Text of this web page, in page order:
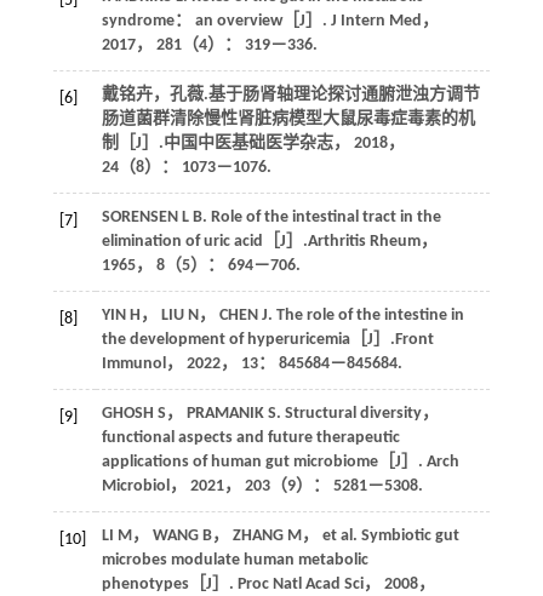
syndrome： an overview［J］. J Intern Med ，
2017， 281（4）： 319－336.
[6]
戴铭卉，孔薇.基于肠肾轴理论探讨通腑泄浊方调节
肠道菌群清除慢性肾脏病模型大鼠尿毒症毒素的机
制［J］.中国中医基础医学杂志， 2018，
24（8）： 1073－1076.
[7] SORENSEN L B. Role of the intestinal tract in the
elimination of uric acid［J］.Arthritis Rheum，
1965， 8（5）： 694－706.
[8] YIN H ， LIU N， CHEN J. The role of the intestine in
the development of hyperuricemia［J］.Front
Immunol， 2022， 13： 845684－845684.
[9] GHOSH S ， PRAMANIK S. Structural diversity，
functional aspects and future therapeutic
applications of human gut microbiome［J］. Arch
Microbiol， 2021， 203（9）： 5281－5308.
[10] LI M， WANG B， ZHANG M， et al. Symbiotic gut
microbes modulate human metabolic
phenotypes［J］. Proc Natl Acad Sci， 2008，